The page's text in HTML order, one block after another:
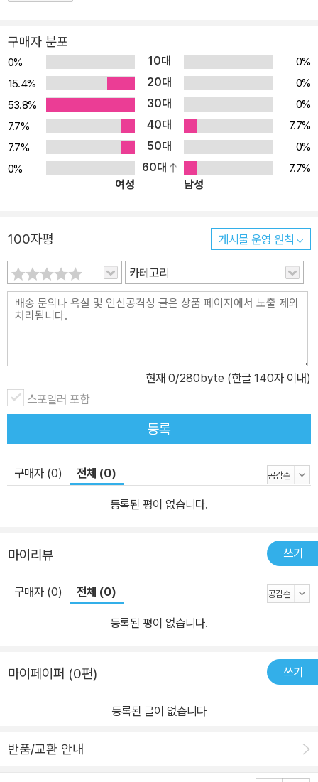
구매자 분포
0% 10대
0%
15.4%
20대
0%
53.8%
30대
0%
7.7%
40대
7.7%
7.7%
50대
0%
0%
60대
7.7%
여성
남성
100자평 게시물 운영 원칙
카테고리
현재 0/280byte (한글 140자 이내)
스포일러 포함
등록
구매자 (0) 전체 (0)
등록된 평이 없습니다.
마이리뷰 쓰기
구매자 (0) 전체 (0)
등록된 평이 없습니다.
마이페이퍼 (0편) 쓰기
등록된 글이 없습니다
반품/교환 안내